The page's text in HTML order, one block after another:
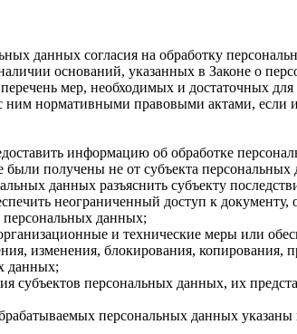
данных согласия на обработку
оснований, указанных в Законе о
перечень мер, необходимых и достаточных
ним нормативными правовыми актами,
информацию об обработке
получены не от субъекта персональных
данных разъяснить субъекту
неограниченный доступ к
персональных данных;
и технические меры или
изменения, блокирования,
данных;
субъектов персональных данных, их
персональных данных